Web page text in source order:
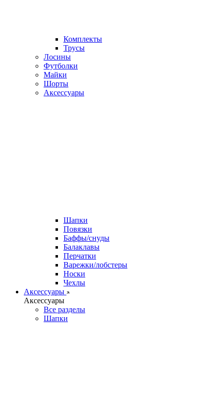
Комплекты
Трусы
Лосины
Футболки
Майки
Шорты
Аксессуары
Шапки
Повязки
Баффы/снуды
Балаклавы
Перчатки
Варежки/лобстеры
Носки
Чехлы
Аксессуары
Аксессуары
Все разделы
Шапки